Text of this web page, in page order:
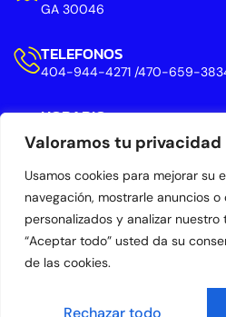
Valoramos tu privacidad
Usamos cookies para mejorar su
navegación, mostrarle anuncios
personalizados y analizar
“Aceptar todo” usted da su
de las cookies.
Rechazar todo
GA 30046
TELEFONOS
404-944-4271 /470-659-
HORARIO
LUNES A SABADO DE 11:00 AM
DOMINGOS DE 11:00 A 4:00 PM